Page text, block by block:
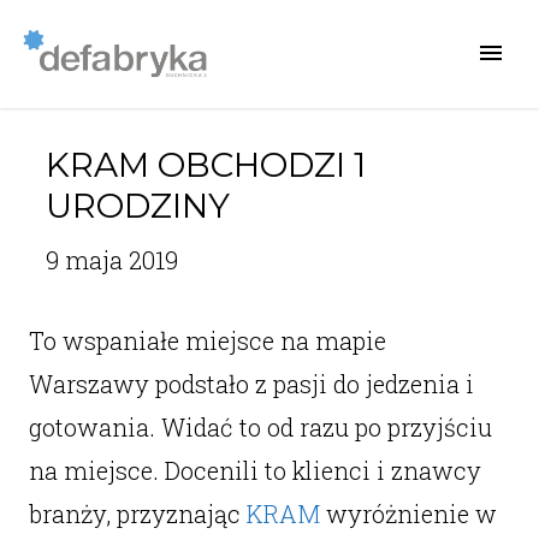
KRAM OBCHODZI 1
URODZINY
9 maja 2019
To wspaniałe miejsce na mapie
Warszawy podstało z pasji do jedzenia i
gotowania. Widać to od razu po przyjściu
na miejsce. Docenili to klienci i znawcy
branży, przyznając KRAMwyróżnienie w